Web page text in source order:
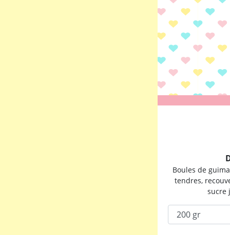
Boules de
tendres,
sucre